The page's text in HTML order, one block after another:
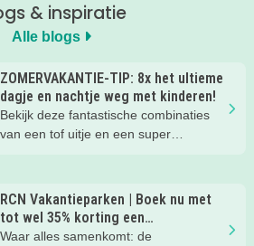
& inspiratie
Alle blogs
ZOMERVAKANTIE-TIP: 8x het ultieme
dagje en nachtje weg met kinderen!
Bekijk deze fantastische combinaties
van een tof uitje en een super
(klein)kind!
RCN Vakantieparken | Boek nu met
tot wel 35% korting een
zomervakantie!
Waar alles samenkomt: de